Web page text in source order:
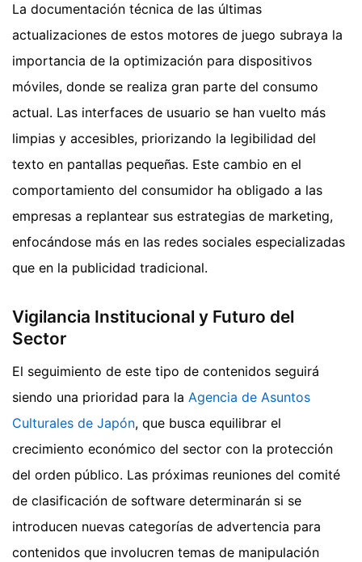
La documentación técnica de las últimas
actualizaciones de estos motores de juego subraya la
importancia de la optimización para dispositivos
móviles, donde se realiza gran parte del consumo
actual. Las interfaces de usuario se han vuelto más
limpias y accesibles, priorizando la legibilidad del
texto en pantallas pequeñas. Este cambio en el
comportamiento del consumidor ha obligado a las
empresas a replantear sus estrategias de marketing,
enfocándose más en las redes sociales especializadas
que en la publicidad tradicional.
Vigilancia Institucional y Futuro del
Sector
El seguimiento de este tipo de contenidos seguirá
siendo una prioridad para la Agencia de Asuntos
Culturales de Japón, que busca equilibrar el
crecimiento económico del sector con la protección
del orden público. Las próximas reuniones del comité
de clasificación de software determinarán si se
introducen nuevas categorías de advertencia para
contenidos que involucren temas de manipulación